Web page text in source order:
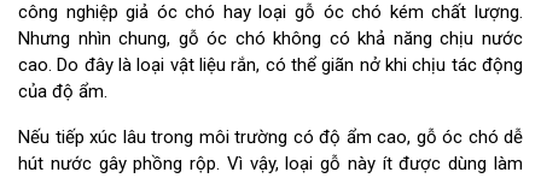
công nghiệp giả óc chó hay loại gỗ óc chó kém chất lượng.
Nhưng nhìn chung, gỗ óc chó không có khả năng chịu nước
cao. Do đây là loại vật liệu rắn, có thể giãn nở khi chịu tác động
của độ ẩm.
Nếu tiếp xúc lâu trong môi trường có độ ẩm cao, gỗ óc chó dễ
hút nước gây phồng rộp. Vì vậy, loại gỗ này ít được dùng làm